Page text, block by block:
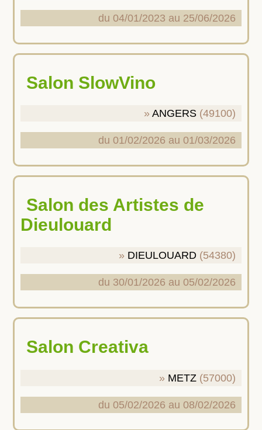
du 04/01/2023 au 25/06/2026
Salon SlowVino
ANGERS (49100)
du 01/02/2026 au 01/03/2026
Salon des Artistes de
Dieulouard
DIEULOUARD (54380)
du 30/01/2026 au 05/02/2026
Salon Creativa
METZ (57000)
du 05/02/2026 au 08/02/2026